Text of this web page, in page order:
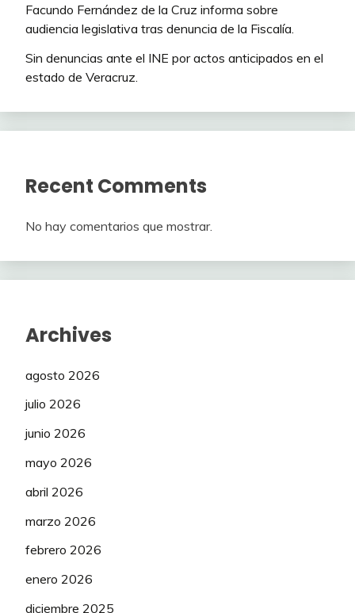
Facundo Fernández de la Cruz informa sobre
audiencia legislativa tras denuncia de la Fiscalía.
Sin denuncias ante el INE por actos anticipados en el
estado de Veracruz.
Recent Comments
No hay comentarios que mostrar.
Archives
agosto 2026
julio 2026
junio 2026
mayo 2026
abril 2026
marzo 2026
febrero 2026
enero 2026
diciembre 2025